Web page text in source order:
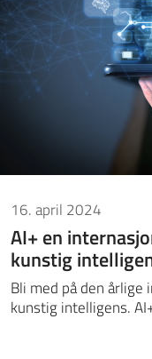
16. april 2024
AI+ en
kunstig
Bli med på den årlige
kunstig intelligens.